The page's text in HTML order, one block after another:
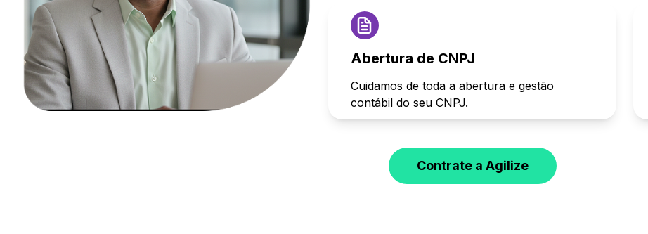
Abertura de CNPJ
Cuidamos de toda a abertura e gestão
contábil do seu CNPJ.
Contrate a Agilize